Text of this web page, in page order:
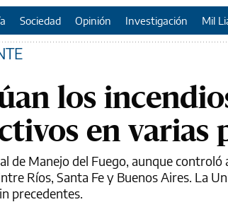
Sociedad Opinión Investigación Mil
los
en varias
de Manejo del Fuego, aunque
Ríos, Santa Fe y Buenos Aires. La
precedentes.